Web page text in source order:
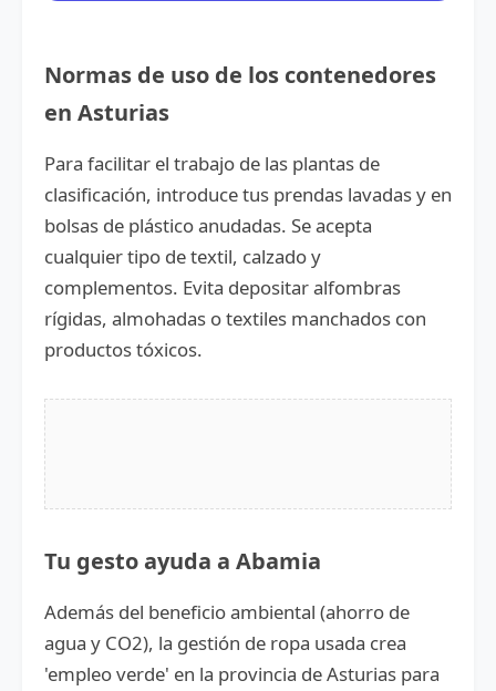
Normas de uso de los contenedores
en Asturias
Para facilitar el trabajo de las plantas de
clasificación, introduce tus prendas lavadas y en
bolsas de plástico anudadas. Se acepta
cualquier tipo de textil, calzado y
complementos. Evita depositar alfombras
rígidas, almohadas o textiles manchados con
productos tóxicos.
Tu gesto ayuda a Abamia
Además del beneficio ambiental (ahorro de
agua y CO2), la gestión de ropa usada crea
'empleo verde' en la provincia de Asturias para